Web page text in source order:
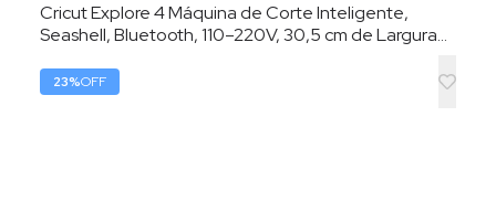
Cricut Explore 4 Máquina de Corte Inteligente,
Seashell, Bluetooth, 110–220V, 30,5 cm de Largura
23%OFF